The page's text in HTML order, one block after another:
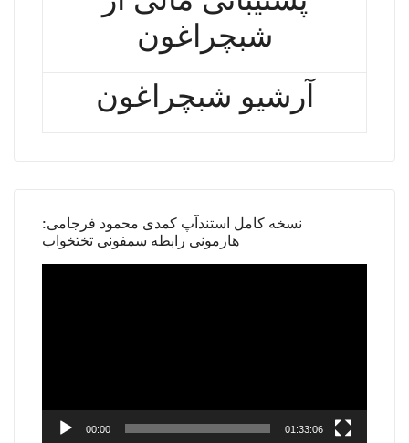
شبچراغون
آرشیو شبچراغون
نسخه کامل استندآپ کمدی محمود فرجامی:
هارمونی رابطه سمفونی تختخواب
00:00 01:33:06